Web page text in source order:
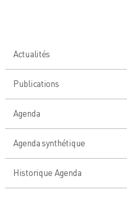
Actualités
Publications
Agenda
Agenda synthétique
Historique Agenda